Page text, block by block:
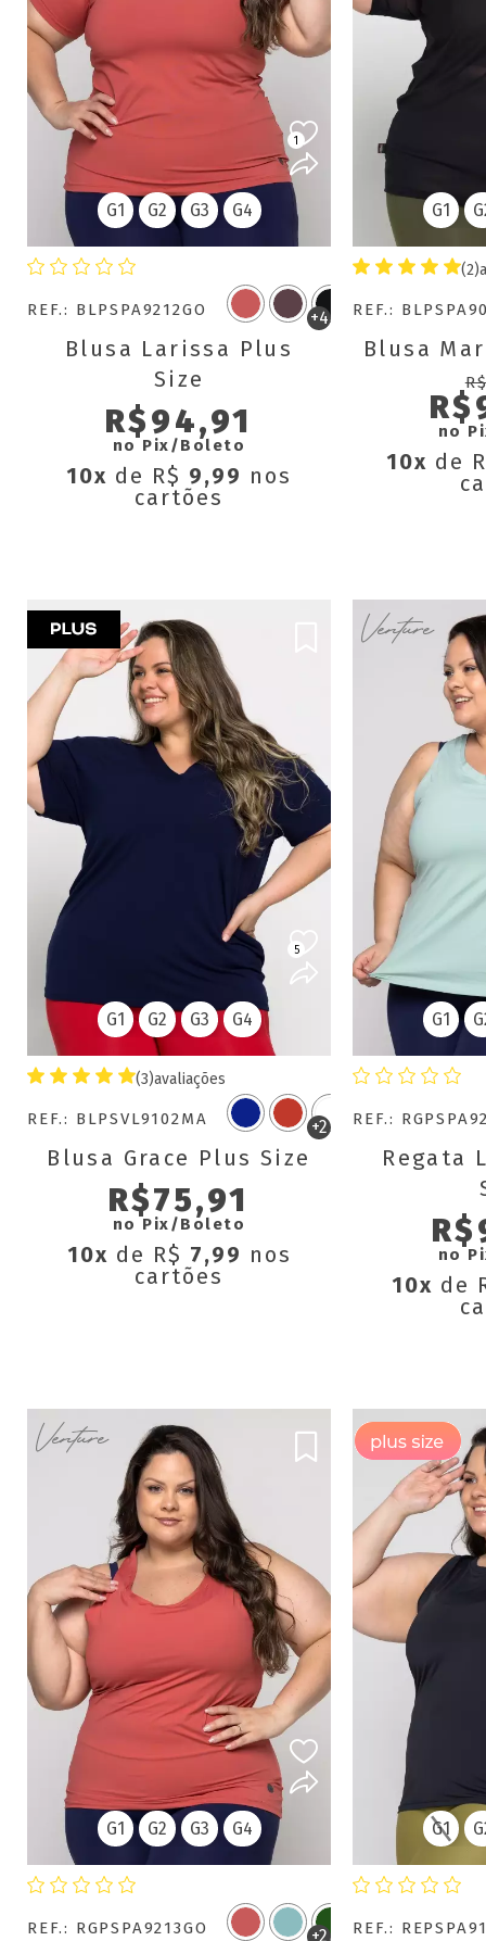
1
REF.: BLPSPA9212GO +4
Blusa Larissa Plus
Size
R$94,91
no Pix/Boleto
10x de R$ 9,99 nos
cartões
G1 G2 G3 G4
(2)
REF.:
Blusa
no
10x de
G1
5
(3)avaliações
REF.: BLPSVL9102MA +2
Blusa Grace Plus Size
R$75,91
no Pix/Boleto
10x de R$ 7,99 nos
cartões
G1 G2 G3 G4
REF.:
Regata
no
10x de
G1
REF.: RGPSPA9213GO +2
G1 G2 G3 G4
REF.:
G1